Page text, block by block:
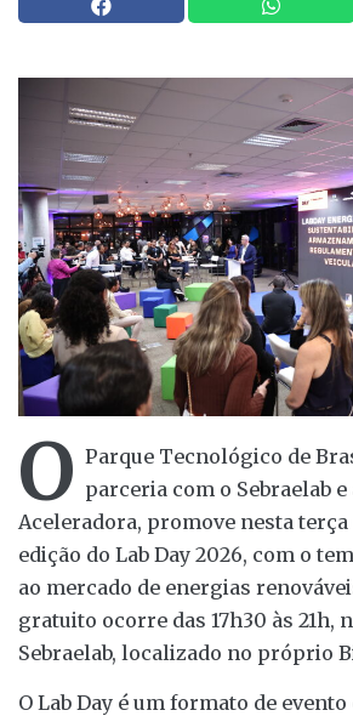
O Parque Tecnológico de
parceria com o Sebraelab
Aceleradora, promove nesta terça
edição do Lab Day 2026, com o
ao mercado de energias
gratuito ocorre das 17h30 às 21h,
Sebraelab, localizado no próprio
O Lab Day é um formato de